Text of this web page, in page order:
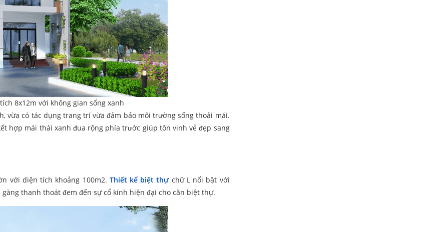
8x12m với không gian sống xanh
vừa có tác dụng trang trí vừa đảm bảo môi trường sống thoải mái.
hợp mái thái xanh đua rộng phía trước giúp tôn vinh vẻ đẹp sang
với diện tích khoảng 100m2. Thiết kế biệt thự chữ L nổi bật với
thanh thoát đem đến sự cổ kính hiện đại cho căn biệt thự.